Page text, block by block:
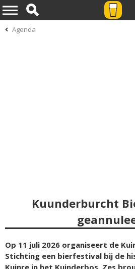
Agenda
Kuunderburcht
Op 11 juli 2026 organiseert de
Stichting een bierfestival bij de
Kuinre in het Kuinderbos. Zes